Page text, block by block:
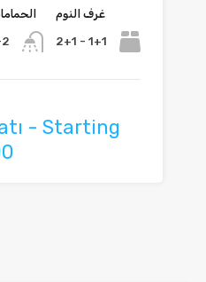
غرف النوم
1+1 - 2+1
- Starting